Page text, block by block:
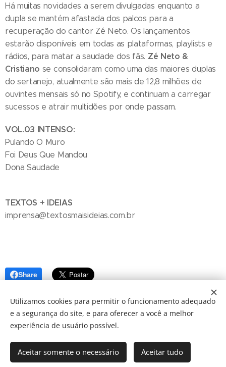
Há muitas novidades a serem divulgadas enquanto a
dupla se mantém afastada dos palcos para a
recuperação do cantor Zé Neto. Os lançamentos
estarão disponíveis em todas as plataformas, playlists e
rádios, para matar a saudade dos fãs. Zé Neto &
Cristiano se consolidaram como uma das maiores duplas
do sertanejo, atualmente são mais de 12,8 milhões de
ouvintes mensais só no Spotify, e continuam a carregar
sucessos e atrair multidões por onde passam.
VOL.03 INTENSO:
Pulando O Muro
Foi Deus Que Mandou
Dona Saudade
TEXTOS + IDEIAS
imprensa@textosmaisideias.com.br
Share
© 2024 JBarretos Eventos.
Utilizamos cookies para permitir o funcionamento adequado
e a segurança do site, e para oferecer a você a melhor
experiência de usuário possível.
Aceitar somente o necessário Aceitar tudo